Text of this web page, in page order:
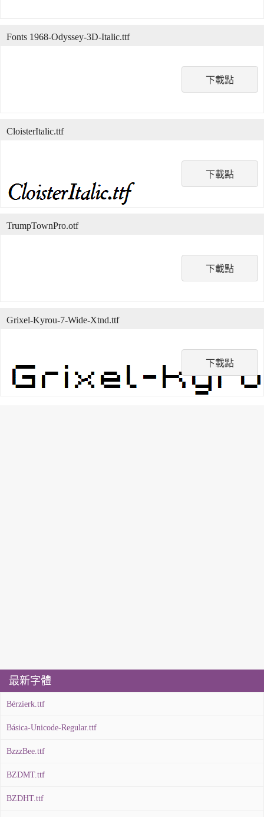
下載點
Fonts 1968-Odyssey-3D-Italic.ttf
下載點
CloisterItalic.ttf
下載點
TrumpTownPro.otf
下載點
Grixel-Kyrou-7-Wide-Xtnd.ttf
最新字體
Bérzierk.ttf
Básica-Unicode-Regular.ttf
BzzzBee.ttf
BZDMT.ttf
BZDHT.ttf